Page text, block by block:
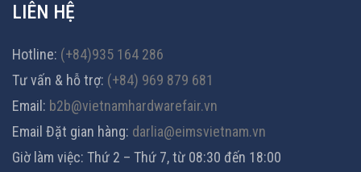
LIÊN HỆ
Hotline: (+84)935 164 286
Tư vấn & hỗ trợ: (+84) 969 879 681
Email: b2b@vietnamhardwarefair.vn
Email Đặt gian hàng: darlia@eimsvietnam.vn
Giờ làm việc: Thứ 2 – Thứ 7, từ 08:30 đến 18:00